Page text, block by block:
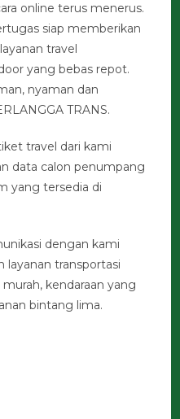
online terus menerus.
siap memberikan
travel
yang bebas repot.
nyaman dan
TRANS.
travel dari kami
data calon penumpang
yang tersedia di
dengan kami
transportasi
kendaraan yang
bintang lima.